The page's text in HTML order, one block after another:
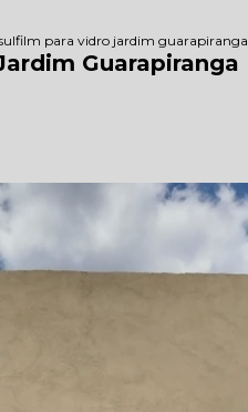
para vidro jardim guarapiranga
Guarapiranga